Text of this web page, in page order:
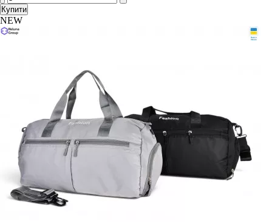
Купити
NEW